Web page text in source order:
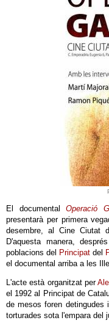
El documentalOperació
presentarà per primera
desembre, al Cine
D'aquesta manera,
poblacions del Principat del
el documental arriba a les
L'acte està organitzat per
el 1992 al Principat de
de mesos foren detingudes
torturades sota l'empara del